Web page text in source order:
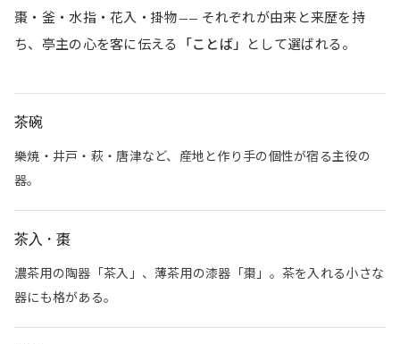
棗・釜・水指・花入・掛物—— それぞれが由来と来歴を持
ち、亭主の心を客に伝える
「ことば」 として選ばれる。
茶碗
樂焼・井戸・萩・唐津など、産地と作り手の個性が宿る主役の
器。
茶入・棗
濃茶用の陶器「茶入」、薄茶用の漆器「棗」。茶を入れる小さな
器にも格がある。